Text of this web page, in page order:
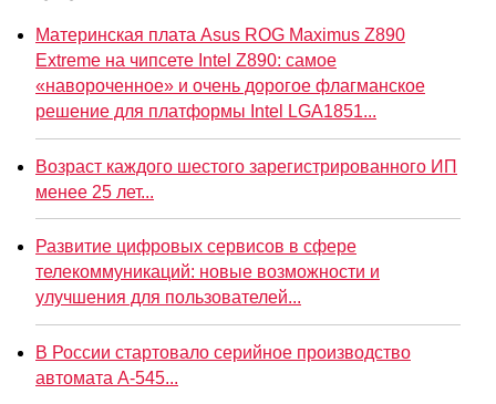
Материнская плата Asus ROG Maximus Z890
Extreme на чипсете Intel Z890: самое
«навороченное» и очень дорогое флагманское
решение для платформы Intel LGA1851...
Возраст каждого шестого зарегистрированного ИП
менее 25 лет...
Развитие цифровых сервисов в сфере
телекоммуникаций: новые возможности и
улучшения для пользователей...
В России стартовало серийное производство
автомата А-545...